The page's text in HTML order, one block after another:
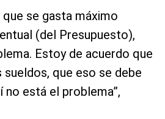
que se gasta máximo
(del Presupuesto),
Estoy de acuerdo que
que eso se debe
no está el problema”,